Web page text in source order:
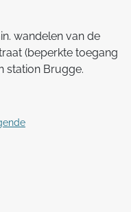
wandelen van de
(beperkte toegang
station Brugge.